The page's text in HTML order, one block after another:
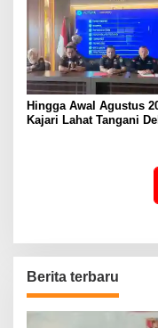
Hingga Awal Agustus
Kajari Lahat Tangani
Berita terbaru